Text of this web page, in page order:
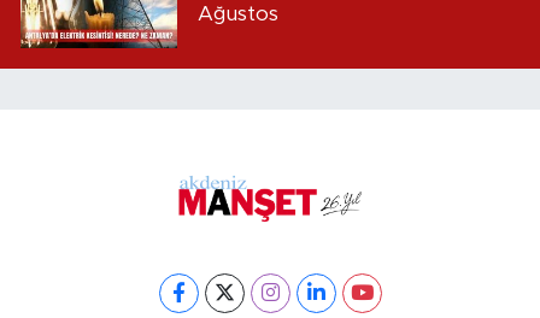
Ağustos